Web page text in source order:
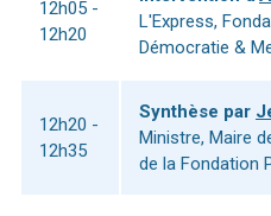
12h05 -
12h20
L'Express,
Démocratie &
12h20 -
12h35
Synthèse par
Ministre, Maire
de la Fondation